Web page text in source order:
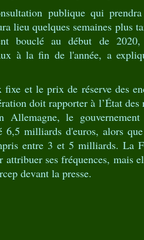
publique qui
lieu quelques semaines plus
bouclé au début de
à la fin de l'année, a
et le prix de réserve des
doit rapporter à l’État
Allemagne, le
6,5 milliards d'euros, alors
entre 3 et 5 milliards. La
ses fréquences, mais
devant la presse.